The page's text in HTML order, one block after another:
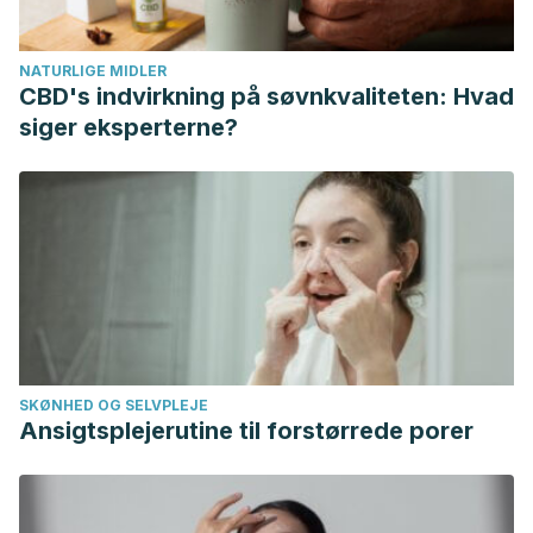
Benefits of Pineapple. International Journal of Nutrition and
Food Sciences.https://doi.org/10.11648/j.ijnfs.20150401.22
Kane, G. C., & Lipsky, J. J. (2000). Drug-grapefruit juice
interactions. Mayo Clinic Proceedings.
https://doi.org/10.4065/75.9.933
NATURLIGE MIDLER
CBD's indvirkning på søvnkvaliteten: Hvad
siger eksperterne?
SKØNHED OG SELVPLEJE
Ansigtsplejerutine til forstørrede porer